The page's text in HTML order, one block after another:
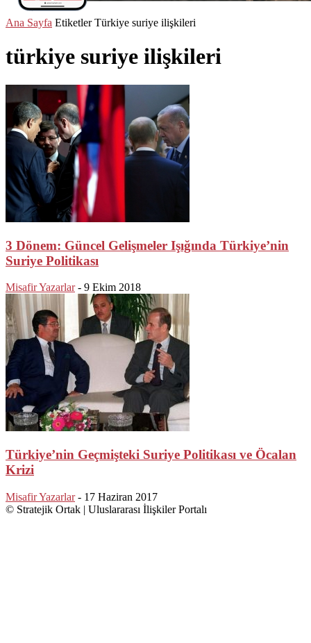
Ana Sayfa Etiketler Türkiye suriye ilişkileri
türkiye suriye ilişkileri
3 Dönem: Güncel Gelişmeler Işığında Türkiye’nin
Suriye Politikası
Misafir Yazarlar - 9 Ekim 2018
Türkiye’nin Geçmişteki Suriye Politikası ve Öcalan
Krizi
Misafir Yazarlar - 17 Haziran 2017
© Stratejik Ortak | Uluslararası İlişkiler Portalı